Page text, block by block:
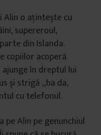
Alin o ațintește cu
supereroul,
din Islanda.
copiilor acoperă
în dreptul lui
și strigă „ba da,
cu telefonul.
pe Alin pe genunchiul